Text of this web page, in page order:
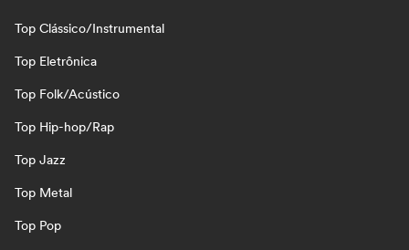
Top Clássico/Instrumental
Top Eletrônica
Top Folk/Acústico
Top Hip-hop/Rap
Top Jazz
Top Metal
Top Pop